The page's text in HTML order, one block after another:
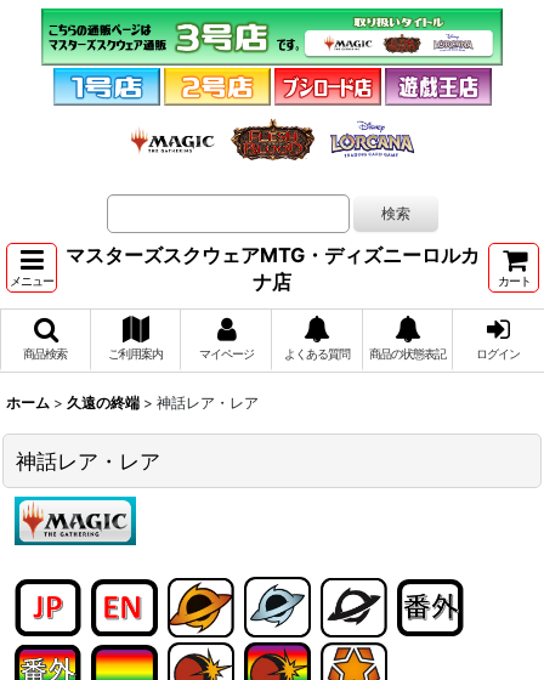
メニュー
マスターズスクウェアMTG・ディズニーロルカ
ナ店
カート
商品検索 ご利用案内 マイページ よくある質問 商品の状態表記 ログイン
ホーム > 久遠の終端 > 神話レア・レア
神話レア・レア